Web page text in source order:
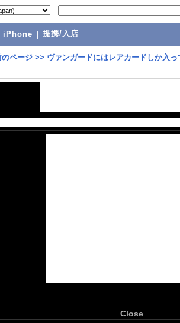
iPhone 提携/入店
のページ >> ヴァンガードにはレアカードしか入
Close